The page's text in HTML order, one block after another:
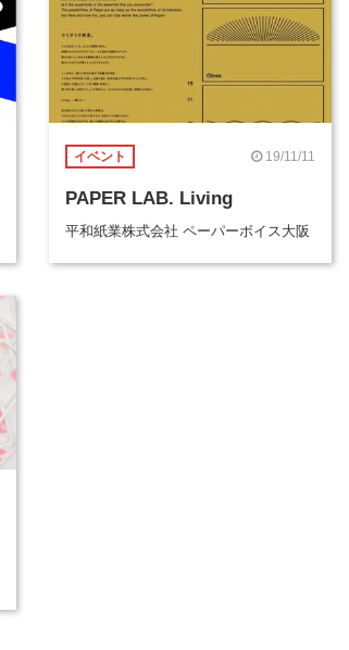
イベント 19/11/11
PAPER LAB. Living
平和紙業株式会社 ペーパーボイス大阪